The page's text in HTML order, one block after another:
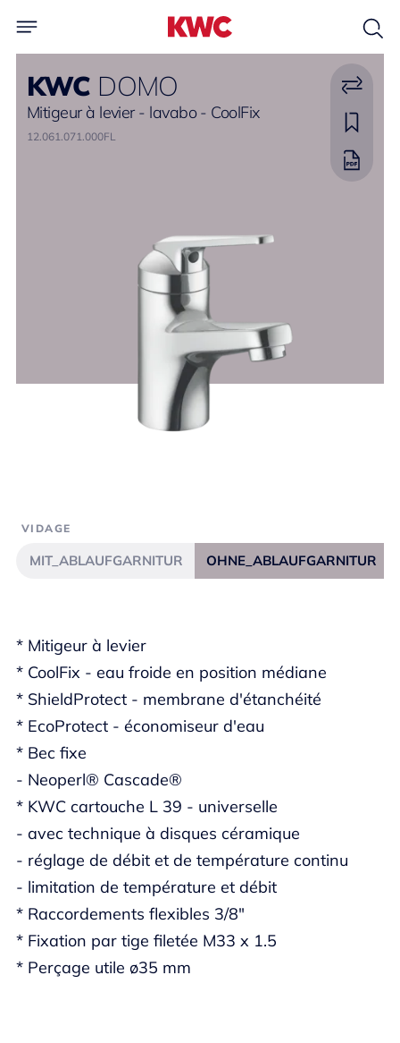
KWC DOMO
Mitigeur à levier - lavabo - CoolFix
12.061.071.000FL
* Mitigeur à levier
* CoolFix - eau froide en position médiane
* ShieldProtect - membrane d'étanchéité
* EcoProtect - économiseur d'eau
* Bec fixe
- Neoperl® Cascade®
* KWC cartouche L 39 - universelle
- avec technique à disques céramique
- réglage de débit et de température continu
- limitation de température et débit
* Raccordements flexibles 3/8"
* Fixation par tige filetée M33 x 1.5
* Perçage utile ø35 mm
VIDAGE
MIT_ABLAUFGARNITUR OHNE_ABLAUFGARNITUR